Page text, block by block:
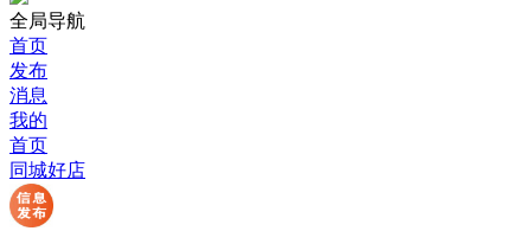
全局导航
首页
发布
消息
我的
首页
同城好店